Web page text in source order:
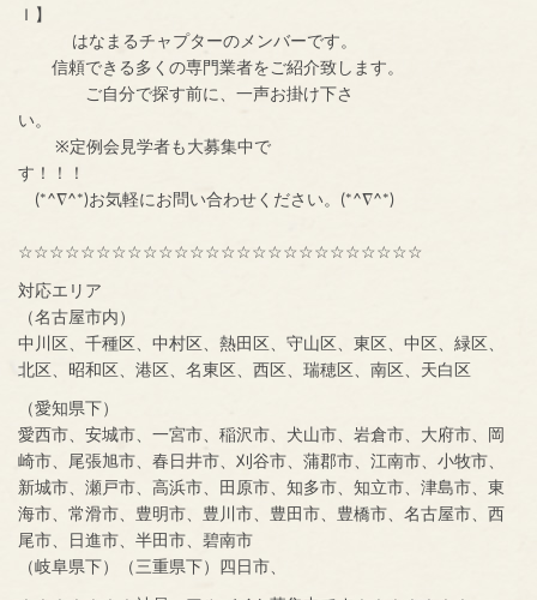
Ｉ】
はなまるチャプターのメンバーです。
信頼できる多くの専門業者をご紹介致します。
ご自分で探す前に、一声お掛け下さ
い。
※定例会見学者も大募集中で
す！！！
(*^∇^*)お気軽にお問い合わせください。(*^∇^*)
☆☆☆☆☆☆☆☆☆☆☆☆☆☆☆☆☆☆☆☆☆☆☆☆☆☆
対応エリア
（名古屋市内）
中川区、千種区、中村区、熱田区、守山区、東区、中区、緑区、
北区、昭和区、港区、名東区、西区、瑞穂区、南区、天白区
（愛知県下）
愛西市、安城市、一宮市、稲沢市、犬山市、岩倉市、大府市、岡
崎市、尾張旭市、春日井市、刈谷市、蒲郡市、江南市、小牧市、
新城市、瀬戸市、高浜市、田原市、知多市、知立市、津島市、東
海市、常滑市、豊明市、豊川市、豊田市、豊橋市、名古屋市、西
尾市、日進市、半田市、碧南市
（岐阜県下）（三重県下）四日市、